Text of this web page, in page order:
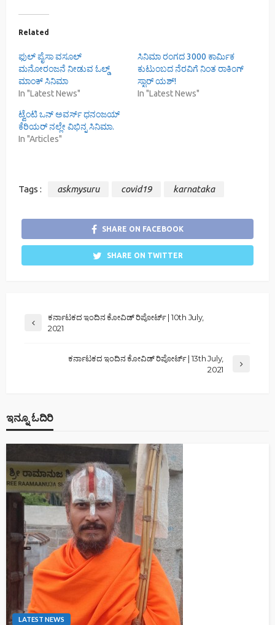
Related
ಫುಲ್ ಪೈಸಾ ವಸೂಲ್
ಮನೋರಂಜನೆ ನೀಡುವ ಓಲ್ಡ್
ಮಾಂಕ್ ಸಿನಿಮಾ
In "Latest News"
ಸಿನಿಮಾ ರಂಗದ 3000 ಕಾರ್ಮಿಕ
ಕುಟುಂಬದ ನೆರವಿಗೆ ನಿಂತ ರಾಕಿಂಗ್
ಸ್ಟಾರ್ ಯಶ್!
In "Latest News"
ಟ್ವೆಂಟಿ ಒನ್ ಅವರ್ಸ್ ಧನಂಜಯ್
ಕೆರಿಯರ್ ನಲ್ಲೇ ವಿಭಿನ್ನ ಸಿನಿಮಾ.
In "Articles"
Tags : askmysuru covid19 karnataka
SHARE ON FACEBOOK
SHARE ON TWITTER
ಕರ್ನಾಟಕದ ಇಂದಿನ ಕೋವಿಡ್ ರಿಪೋರ್ಟ್ | 10th July,
2021
ಕರ್ನಾಟಕದ ಇಂದಿನ ಕೋವಿಡ್ ರಿಪೋರ್ಟ್ | 13th July,
2021
ಇನ್ನೂ ಓದಿರಿ
LATEST NEWS